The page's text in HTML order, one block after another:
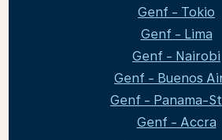
Genf - Tokio
Genf - Lima
Genf - Nairobi
Genf - Buenos
Genf - Panama-
Genf - Accra